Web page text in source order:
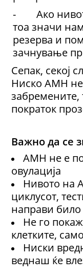
- Ако
тоа значи
резерва и
зачнување
Сепак, секој
Ниско AMH
забремените,
пократок
Важно да се
AMH не е
овулација
Нивото на
циклусот,
направи било
Не го
клетките,
Ниски
веднаш ќе